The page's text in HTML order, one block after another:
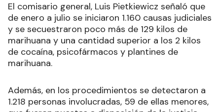
El comisario general, Luis Pietkiewicz señaló que
de enero a julio se iniciaron 1.160 causas judiciales
y se secuestraron poco más de 129 kilos de
marihuana y una cantidad superior a los 2 kilos
de cocaína, psicofármacos y plantines de
marihuana.
Además, en los procedimientos se detectaron a
1.218 personas involucradas, 59 de ellas menores,